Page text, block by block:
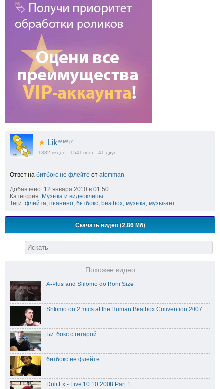
★ Lik 56165 | 0
1332 видео 1541 пост 41 друг
Ответ на битбокс не флейте от atomman
Добавлено: 12 января 2010 в 01:50
Категория: Музыка и видеоклипы
Теги: флейта, пианино, битбокс, beatbox, музыка, музыкант
Скачать видео (2.86 Мб)
Похожее видео
A-Plus and Shlomo do Roni Size
Shlomo on 2 mics at the Human Beatbox Convention 2007
Битбокс с гитарой
битбокс не флейте
Dub Fx - Live 10.10.2008 Part 1